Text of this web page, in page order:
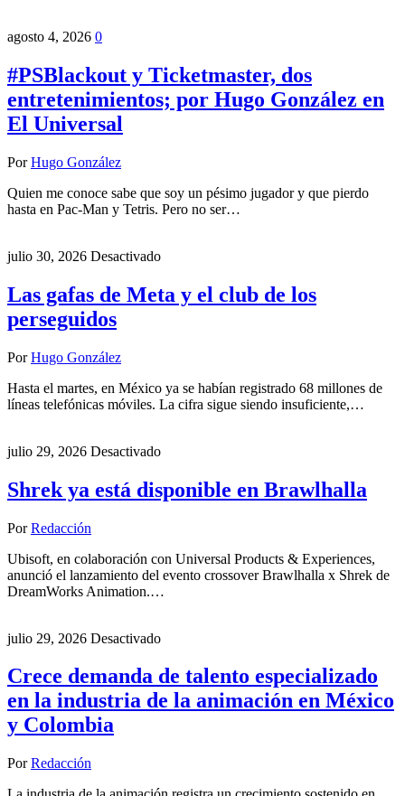
agosto 4, 2026 0
#PSBlackout y Ticketmaster, dos
entretenimientos; por Hugo González en
El Universal
Por Hugo González
Quien me conoce sabe que soy un pésimo jugador y que pierdo
hasta en Pac-Man y Tetris. Pero no ser…
julio 30, 2026 Desactivado
Las gafas de Meta y el club de los
perseguidos
Por Hugo González
Hasta el martes, en México ya se habían registrado 68 millones de
líneas telefónicas móviles. La cifra sigue siendo insuficiente,…
julio 29, 2026 Desactivado
Shrek ya está disponible en Brawlhalla
Por Redacción
Ubisoft, en colaboración con Universal Products & Experiences,
anunció el lanzamiento del evento crossover Brawlhalla x Shrek de
DreamWorks Animation.…
julio 29, 2026 Desactivado
Crece demanda de talento especializado
en la industria de la animación en México
y Colombia
Por Redacción